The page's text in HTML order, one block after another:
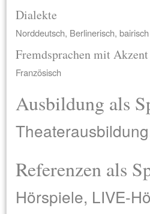
Dialekte
Norddeutsch, Berlinerisch,
Fremdsprachen mit Akzent
Französisch
Ausbildung als
Referenzen als
Hörspiele, LIVE-